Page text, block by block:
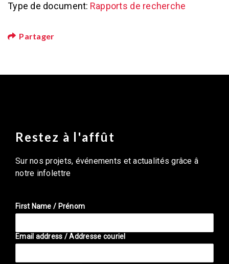
Type de document: Rapports de recherche
Partager
Restez à l'affût
Sur nos projets, événements et actualités grâce â
notre infolettre
First Name / Prénom
Email address / Addresse couriel